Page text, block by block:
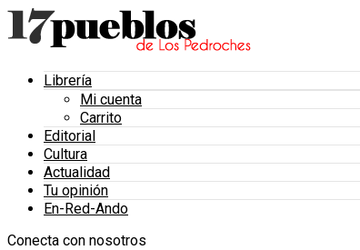
Librería
Mi cuenta
Carrito
Editorial
Cultura
Actualidad
Tu opinión
En-Red-Ando
Conecta con nosotros